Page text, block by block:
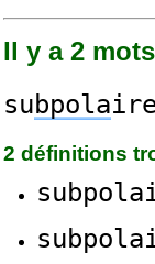
Il y a 2
subpolaire
2 définitions